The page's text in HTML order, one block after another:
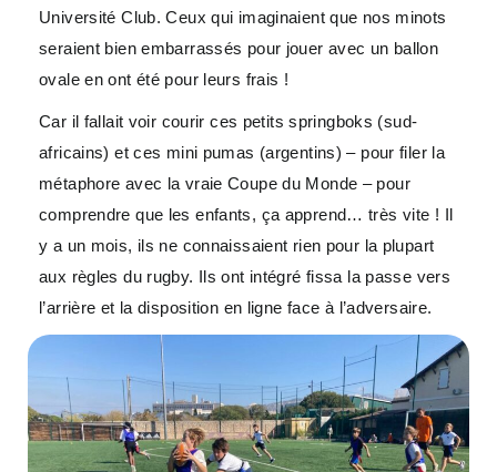
Université Club. Ceux qui imaginaient que nos minots
seraient bien embarrassés pour jouer avec un ballon
ovale en ont été pour leurs frais !
Car il fallait voir courir ces petits springboks (sud-
africains) et ces mini pumas (argentins) – pour filer la
métaphore avec la vraie Coupe du Monde – pour
comprendre que les enfants, ça apprend… très vite ! Il
y a un mois, ils ne connaissaient rien pour la plupart
aux règles du rugby. Ils ont intégré fissa la passe vers
l’arrière et la disposition en ligne face à l’adversaire.